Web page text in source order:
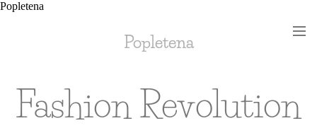
Popletena
Popletena
Fashion Revolution